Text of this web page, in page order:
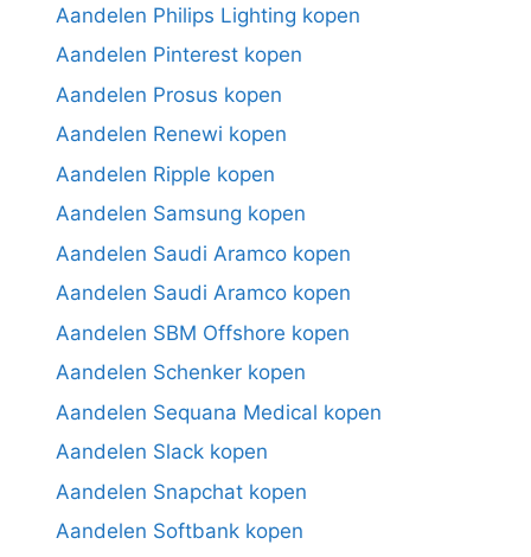
Aandelen Philips Lighting kopen
Aandelen Pinterest kopen
Aandelen Prosus kopen
Aandelen Renewi kopen
Aandelen Ripple kopen
Aandelen Samsung kopen
Aandelen Saudi Aramco kopen
Aandelen Saudi Aramco kopen
Aandelen SBM Offshore kopen
Aandelen Schenker kopen
Aandelen Sequana Medical kopen
Aandelen Slack kopen
Aandelen Snapchat kopen
Aandelen Softbank kopen